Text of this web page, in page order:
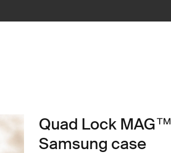
Quad Lock MAG™
Samsung case